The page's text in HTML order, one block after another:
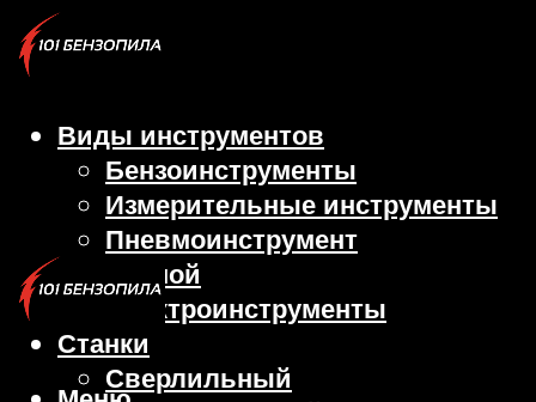
Виды инструментов
Бензоинструменты
Измерительные инструменты
Пневмоинструмент
Ручной
Электроинструменты
Станки
Сверлильный